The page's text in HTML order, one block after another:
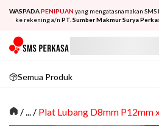
WASPADAPENIPUAN yang mengatasnamakan SMS
ke rekening a/n PT. Sumber Makmur Surya
Semua Produk
/... / Plat Lubang D8mm